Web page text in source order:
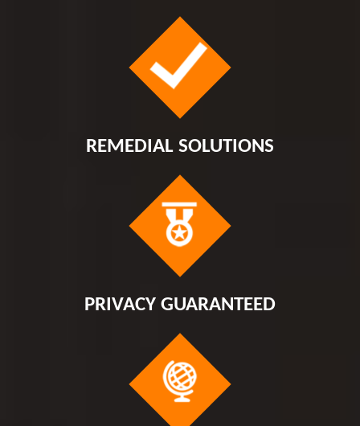
REMEDIAL SOLUTIONS
PRIVACY GUARANTEED